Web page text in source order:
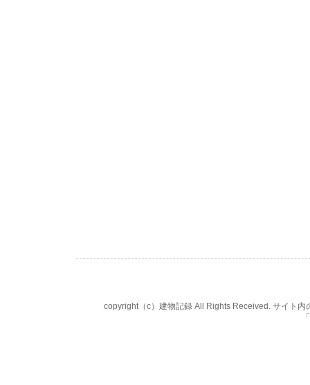
copyright（c）建物記録 All Rights Received. サイト